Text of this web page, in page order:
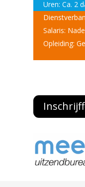
Uren: Ca. 2
Salaris:
Opleiding: